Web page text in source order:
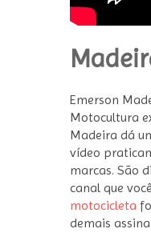
Emerson
Motocultura
Madeira dá
vídeo
marcas. São
canal que
motocicleta
demais